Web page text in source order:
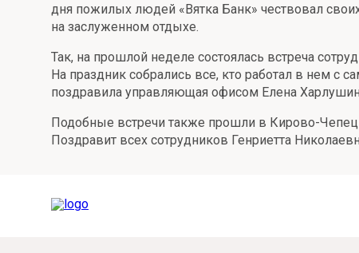
Отличная стратегия+
Фиксируй доход
Новый старт
Валютный плюс
Онлайн
Потребительский кредит
СБПей
Госуслуги
Регистрация в ЕБС
Удаленная идентификация
дня пожилых людей «Вятка Банк» чествовал
на заслуженном отдыхе.
Так, на прошлой неделе состоялась встреча
На праздник собрались все, кто работал в нем с
поздравила управляющая офисом Елена
Подобные встречи также прошли в Кирово-
Поздравит всех сотрудников Генриетта